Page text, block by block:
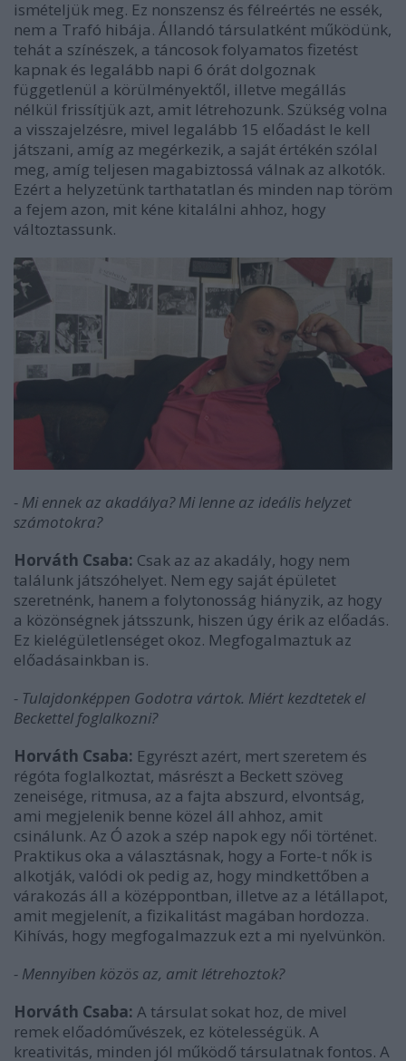
ismételjük meg. Ez nonszensz és félreértés ne essék,
nem a Trafó hibája. Állandó társulatként működünk,
tehát a színészek, a táncosok folyamatos fizetést
kapnak és legalább napi 6 órát dolgoznak
függetlenül a körülményektől, illetve megállás
nélkül frissítjük azt, amit létrehozunk. Szükség volna
a visszajelzésre, mivel legalább 15 előadást le kell
játszani, amíg az megérkezik, a saját értékén szólal
meg, amíg teljesen magabiztossá válnak az alkotók.
Ezért a helyzetünk tarthatatlan és minden nap töröm
a fejem azon, mit kéne kitalálni ahhoz, hogy
változtassunk.
- Mi ennek az akadálya? Mi lenne az ideális helyzet
számotokra?
Horváth Csaba: Csak az az akadály, hogy nem
találunk játszóhelyet. Nem egy saját épületet
szeretnénk, hanem a folytonosság hiányzik, az hogy
a közönségnek játsszunk, hiszen úgy érik az előadás.
Ez kielégületlenséget okoz. Megfogalmaztuk az
előadásainkban is.
- Tulajdonképpen Godotra vártok. Miért kezdtetek el
Beckettel foglalkozni?
Horváth Csaba: Egyrészt azért, mert szeretem és
régóta foglalkoztat, másrészt a Beckett szöveg
zeneisége, ritmusa, az a fajta abszurd, elvontság,
ami megjelenik benne közel áll ahhoz, amit
csinálunk. Az Ó azok a szép napok egy női történet.
Praktikus oka a választásnak, hogy a Forte-t nők is
alkotják, valódi ok pedig az, hogy mindkettőben a
várakozás áll a középpontban, illetve az a létállapot,
amit megjelenít, a fizikalitást magában hordozza.
Kihívás, hogy megfogalmazzuk ezt a mi nyelvünkön.
- Mennyiben közös az, amit létrehoztok?
Horváth Csaba: A társulat sokat hoz, de mivel
remek előadóművészek, ez kötelességük. A
kreativitás, minden jól működő társulatnak fontos. A